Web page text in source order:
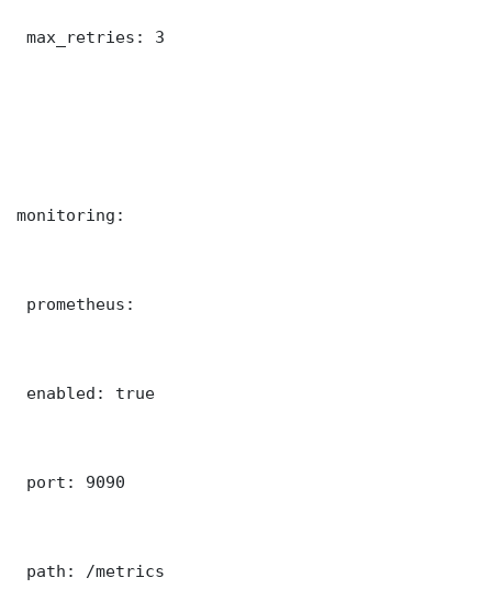
max_retries: 3
monitoring:
prometheus:
enabled: true
port: 9090
path: /metrics